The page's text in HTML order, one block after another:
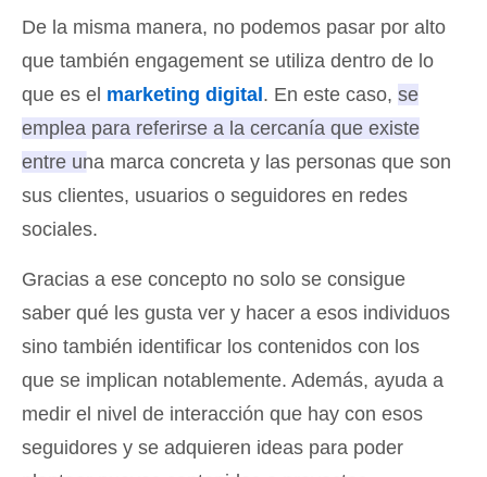
De la misma manera, no podemos pasar por alto
que también engagement se utiliza dentro de lo
que es el marketing digital . En este caso, se
emplea para referirse a la cercanía que existe
entre una marca concreta y las personas que son
sus clientes, usuarios o seguidores en redes
sociales.
Gracias a ese concepto no solo se consigue
saber qué les gusta ver y hacer a esos individuos
sino también identificar los contenidos con los
que se implican notablemente. Además, ayuda a
medir el nivel de interacción que hay con esos
seguidores y se adquieren ideas para poder